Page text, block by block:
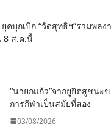
คบุกเบิก “วัดสุทธิฯ”รวมพลง
8 ส.ค.นี้
“นายกแก้ว”จากยูยิตสูชนะ
การกีฬาเป็นสมัยที่สอง
03/08/2026